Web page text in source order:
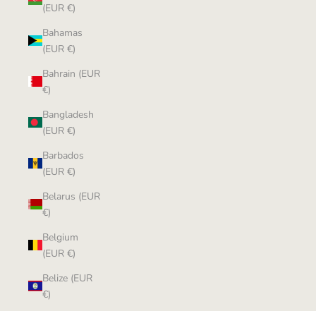
(EUR €)
Bahamas
(EUR €)
Bahrain (EUR
€)
Bangladesh
(EUR €)
Barbados
(EUR €)
Belarus (EUR
€)
Belgium
(EUR €)
Belize (EUR
€)